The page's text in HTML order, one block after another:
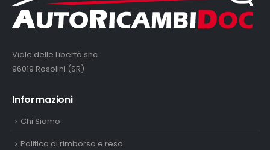
Viale delle Libertà snc
96019 Rosolini (SR)
Informazioni
Chi Siamo
Politica di rimborso e reso